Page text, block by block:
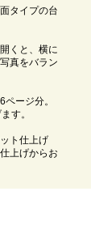
タイプの台
くと、 横に
真をバラン
ージ分。
す。
ト仕上げ
上げからお